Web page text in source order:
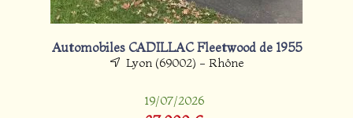
Automobiles CADILLAC Fleetwood de 1955
Lyon (69002) - Rhône
19/07/2026